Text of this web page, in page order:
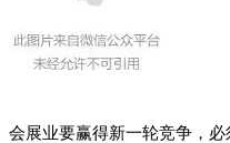
会展业要赢得新一轮竞争，